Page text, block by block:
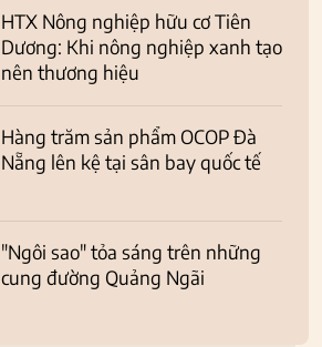
HTX Nông nghiệp hữu cơ Tiên
Dương: Khi nông nghiệp xanh tạo
nên thương hiệu
Hàng trăm sản phẩm OCOP Đà
Nẵng lên kệ tại sân bay quốc tế
"Ngôi sao" tỏa sáng trên những
cung đường Quảng Ngãi